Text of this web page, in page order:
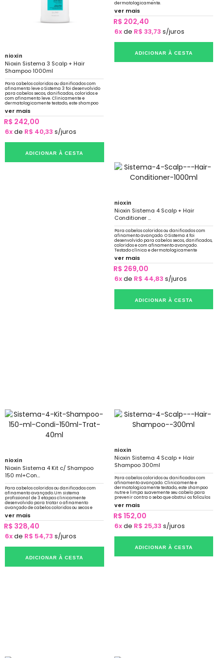
nioxin
Nioxin Sistema 3 Scalp + Hair
Shampoo 1000ml
Para cabelos coloridos ou danificados com
afinamento leve o Sistema 3 foi desenvolvido
para cabelos secos, danificados, coloridos e
com afinamento leve. Clinicamente e
dermatologicamente testado, este shampoo
nutre e limpa suavemente
ver mais
R$ 242,00
6xde R$ 40,33 s/juros
ADICIONAR À CESTA
dermatologicamente.
ver mais
R$ 202,40
6xde R$ 33,73 s/juros
ADICIONAR À CESTA
nioxin
Nioxin Sistema 4 Scalp + Hair
Conditioner ...
Para cabelos coloridos ou danificados com
afinamento avançado. O Sistema 4 foi
desenvolvido para cabelos secos, danificados,
coloridos e com afinamento avançado.
Testado clínica e dermatologicamente
ver mais
R$ 269,00
6xde R$ 44,83 s/juros
ADICIONAR À CESTA
nioxin
Nioxin Sistema 4 Kit c/ Shampoo
150 ml+Con...
Para cabelos coloridos ou danificados com
afinamento avançado.Um sistema
profissional de 3 etapas clinicamente
desenvolvido para tratar o afinamento
avançado de cabelos coloridos ou secos e
danificados.
ver mais
R$ 328,40
6xde R$ 54,73 s/juros
ADICIONAR À CESTA
nioxin
Nioxin Sistema 4 Scalp + Hair
Shampoo 300ml
Para cabelos coloridos ou danificados com
afinamento avançado. Clinicamente e
dermatologicamente testado, este shampoo
nutre e limpa suavemente seu cabelo para
prevenir contra o sebo que obstrui os folículos
ver mais
R$ 152,00
6xde R$ 25,33 s/juros
ADICIONAR À CESTA